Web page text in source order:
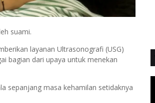
suami.
layanan Ultrasonografi (USG)
bagian dari upaya untuk menekan
sepanjang masa kehamilan setidaknya